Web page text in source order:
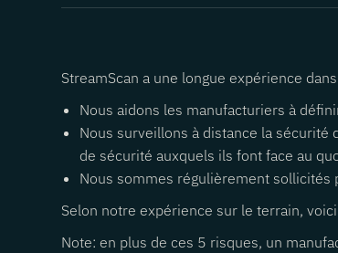
StreamScan a une longue expérience
Nous aidons les manufacturiers à
Nous surveillons à distance la
de sécurité auxquels ils font face au
Nous sommes régulièrement sollicités
Selon notre expérience sur le terrain,
Note: en plus de ces 5 risques, un